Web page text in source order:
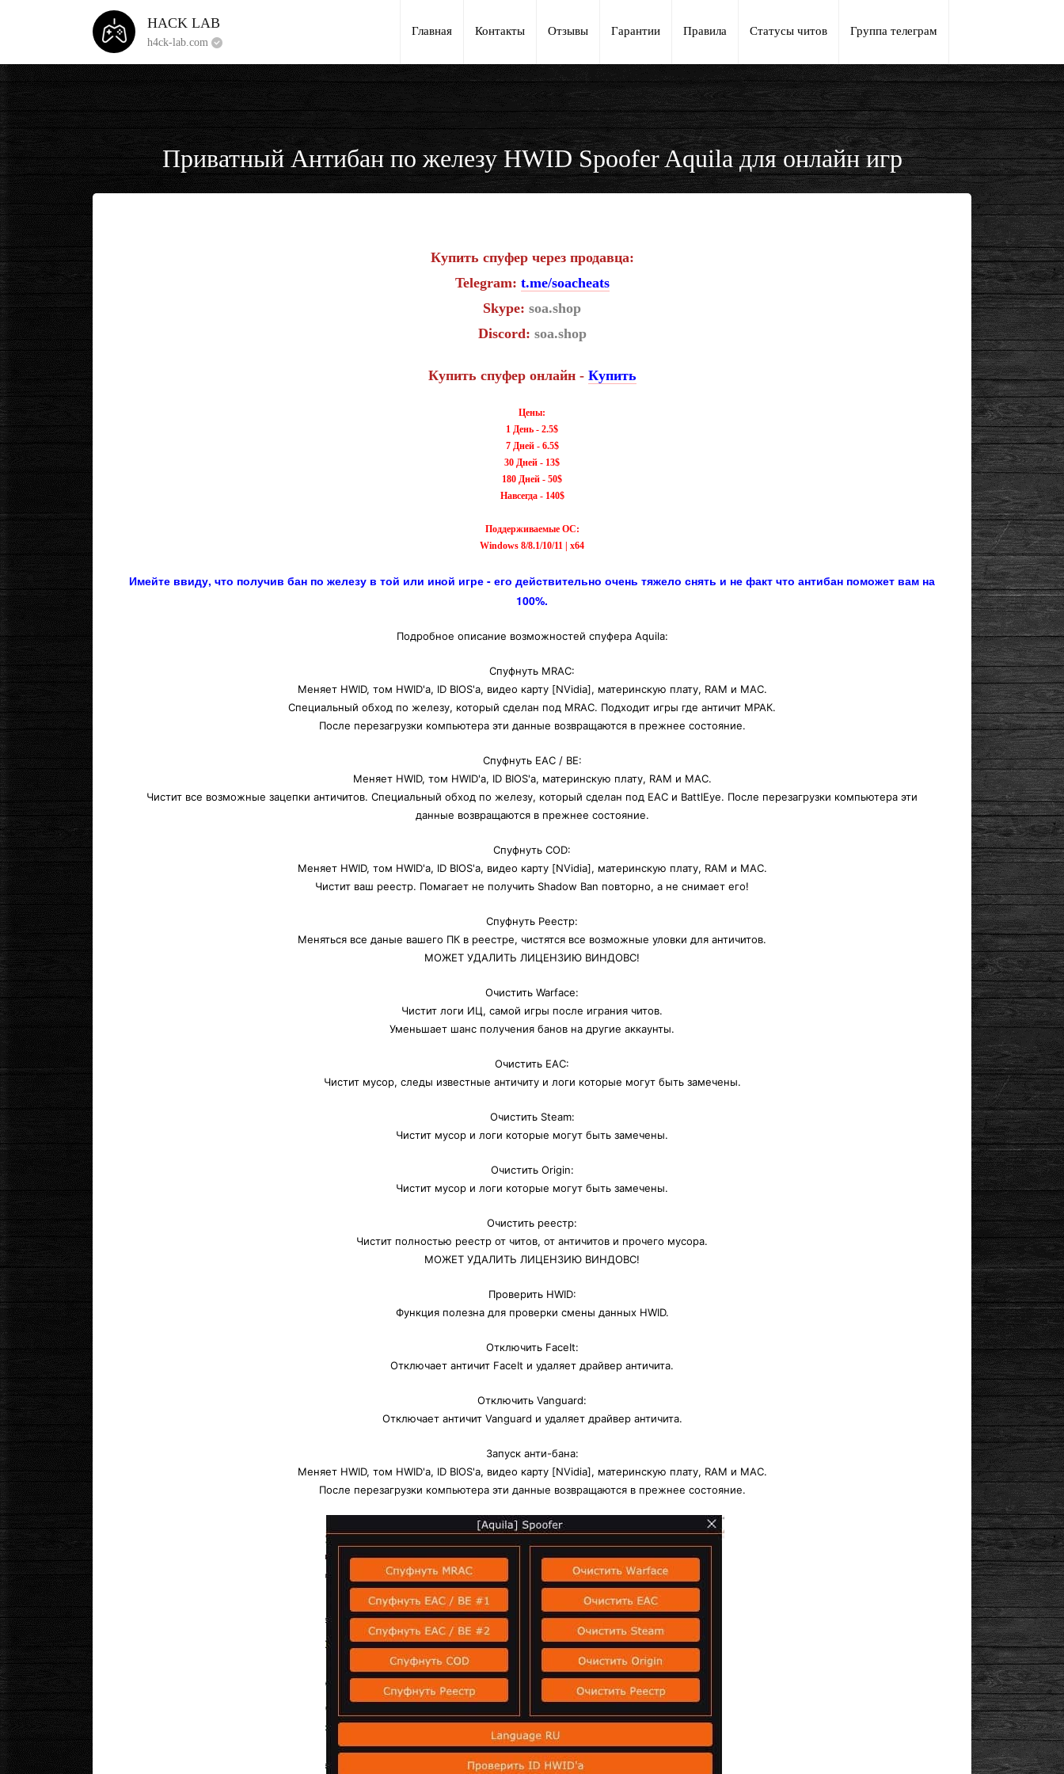
HACK LAB
h4ck-lab.com
Главная Контакты Отзывы Гарантии Правила Статусы читов Группа телеграм
Приватный Антибан по железу HWID Spoofer Aquila для онлайн игр
Купить спуфер через продавца:
Telegram: t.me/soacheats
Skype: soa.shop
Discord: soa.shop
Купить спуфер онлайн - Купить
Цены:
1 День - 2.5$
7 Дней - 6.5$
30 Дней - 13$
180 Дней - 50$
Навсегда - 140$
Поддерживаемые ОС:
Windows 8/8.1/10/11 | x64
Имейте ввиду, что получив бан по железу в той или иной игре - его действительно очень тяжело снять и не факт что антибан поможет вам на
100%.
Подробное описание возможностей спуфера Aquila:
Спуфнуть MRAC:
Меняет HWID, том HWID'a, ID BIOS'a, видео карту [NVidia], материнскую плату, RAM и MAC.
Специальный обход по железу, который сделан под MRAC. Подходит игры где античит МРАК.
После перезагрузки компьютера эти данные возвращаются в прежнее состояние.
Спуфнуть EAC / BE:
Меняет HWID, том HWID'a, ID BIOS'a, материнскую плату, RAM и MAC.
Чистит все возможные зацепки античитов. Специальный обход по железу, который сделан под EAC и BattlEye. После перезагрузки компьютера эти
данные возвращаются в прежнее состояние.
Спуфнуть COD:
Меняет HWID, том HWID'a, ID BIOS'a, видео карту [NVidia], материнскую плату, RAM и MAC.
Чистит ваш реестр. Помагает не получить Shadow Ban повторно, а не снимает его!
Спуфнуть Реестр:
Меняться все даные вашего ПК в реестре, чистятся все возможные уловки для античитов.
МОЖЕТ УДАЛИТЬ ЛИЦЕНЗИЮ ВИНДОВС!
Очистить Warface:
Чистит логи ИЦ, самой игры после играния читов.
Уменьшает шанс получения банов на другие аккаунты.
Очистить EAC:
Чистит мусор, следы известные античиту и логи которые могут быть замечены.
Очистить Steam:
Чистит мусор и логи которые могут быть замечены.
Очистить Origin:
Чистит мусор и логи которые могут быть замечены.
Очистить реестр:
Чистит полностью реестр от читов, от античитов и прочего мусора.
МОЖЕТ УДАЛИТЬ ЛИЦЕНЗИЮ ВИНДОВС!
Проверить HWID:
Функция полезна для проверки смены данных HWID.
Отключить FaceIt:
Отключает античит FaceIt и удаляет драйвер античита.
Отключить Vanguard:
Отключает античит Vanguard и удаляет драйвер античита.
Запуск анти-бана:
Меняет HWID, том HWID'a, ID BIOS'a, видео карту [NVidia], материнскую плату, RAM и MAC.
После перезагрузки компьютера эти данные возвращаются в прежнее состояние.